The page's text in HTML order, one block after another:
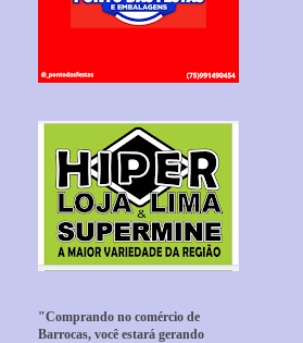
"Comprando no comércio de
Barrocas, você estará gerando